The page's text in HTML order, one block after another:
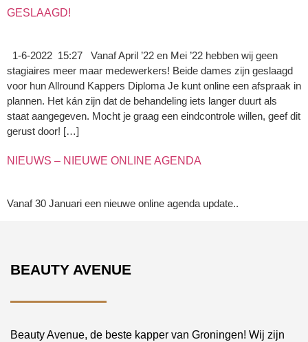
GESLAAGD!
1-6-2022 15:27 Vanaf April ’22 en Mei ’22 hebben wij geen
stagiaires meer maar medewerkers! Beide dames zijn geslaagd
voor hun Allround Kappers Diploma Je kunt online een afspraak in
plannen. Het kán zijn dat de behandeling iets langer duurt als
staat aangegeven. Mocht je graag een eindcontrole willen, geef dit
gerust door! […]
NIEUWS – NIEUWE ONLINE AGENDA
Vanaf 30 Januari een nieuwe online agenda update..
BEAUTY AVENUE
Beauty Avenue, de beste kapper van Groningen! Wij zijn